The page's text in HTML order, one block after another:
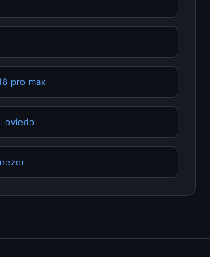
pro max
oviedo